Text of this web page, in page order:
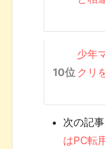
少年
クリ
次の記
はPC転